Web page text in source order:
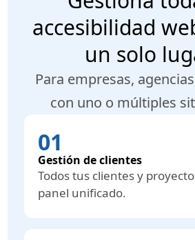
accesibilidad
un solo
Para empresas,
con uno o múltiples
01
Gestión de clientes
Todos tus clientes y
panel unificado.